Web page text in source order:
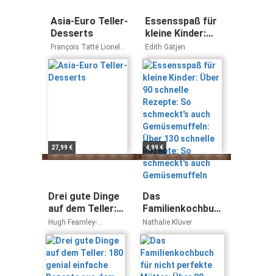
Asia-Euro Teller-
Desserts
François Tatté Lionel
Raiffort
27,99 €
Essensspaß für
kleine Kinder:
Über 90 schnelle
Rezepte: So
schmeckt's auch
Gemüsemuffeln:
Über 130
schnelle
Rezepte: So
schmeckt's auch
Gemüsemuffeln
Edith Gätjen
4,99 €
Drei gute Dinge
auf dem Teller:
180 genial
einfache
Rezepte aus
dem River
Cottage
Hugh Fearnley-
Whittingstall
Das
Familienkochbuch
für nicht perfekte
Mütter: Über 80
Rezepte
Nathalie Klüver